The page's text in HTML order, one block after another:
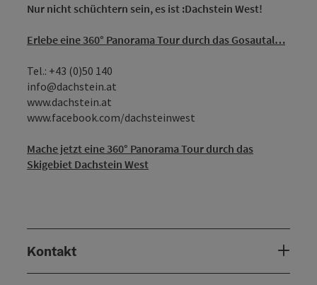
Nur nicht schüchtern sein, es ist :Dachstein West!
Erlebe eine 360° Panorama Tour durch das Gosautal…
Tel.: +43 (0)50 140
info@dachstein.at
www.dachstein.at
www.facebook.com/dachsteinwest
Mache jetzt eine 360° Panorama Tour durch das
Skigebiet Dachstein West
Kontakt